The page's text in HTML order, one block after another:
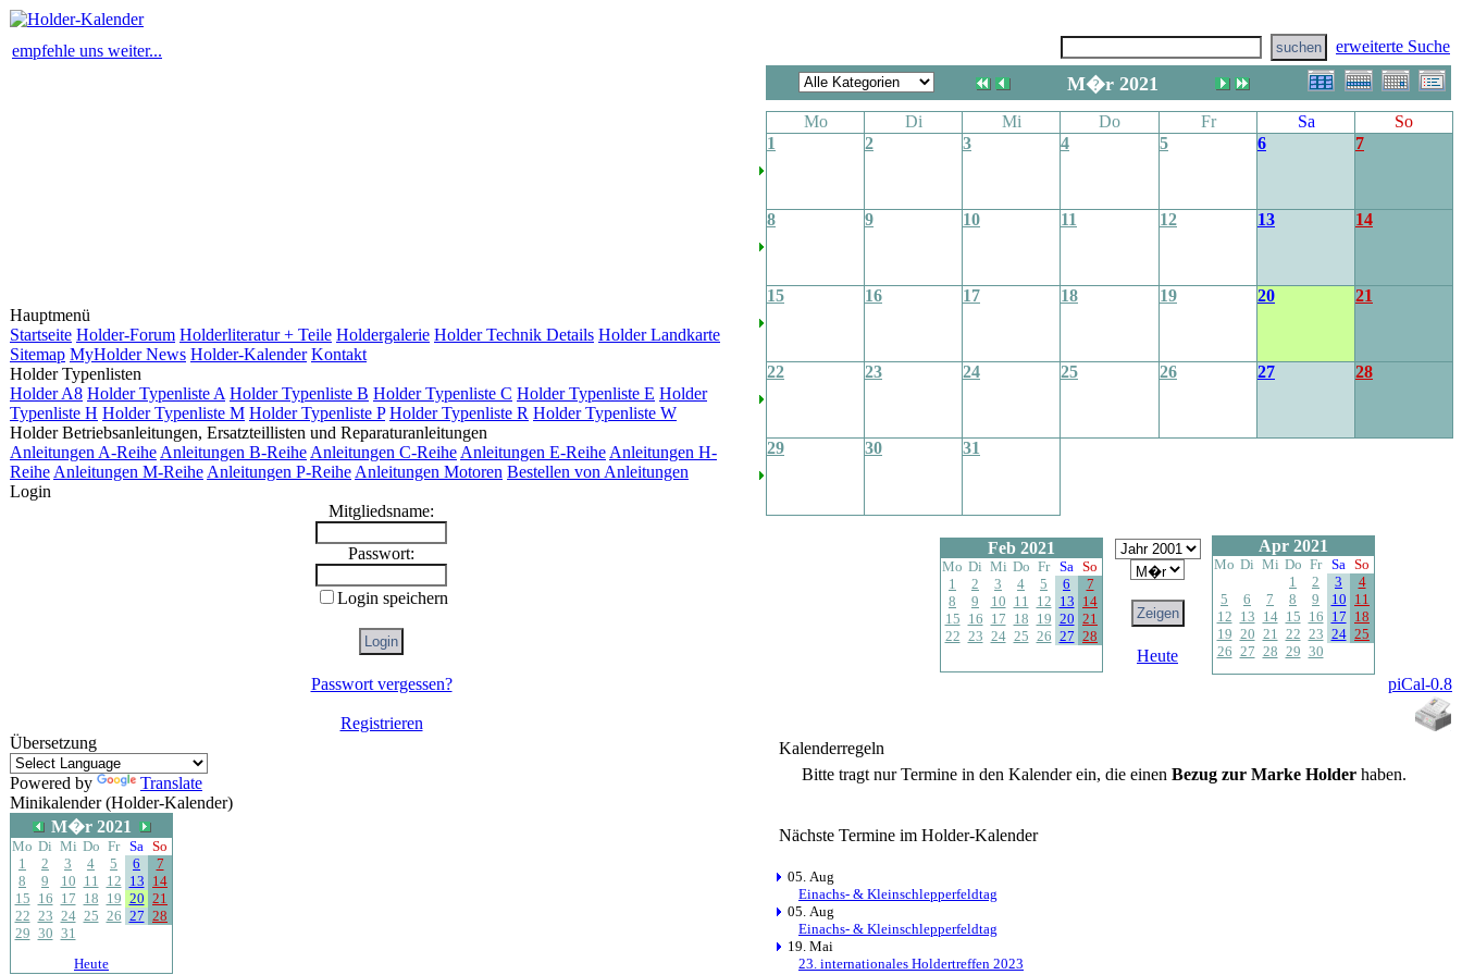
empfehle uns weiter... erweiterte Suche
Hauptmenü
Startseite Holder-Forum Holderliteratur + Teile Holdergalerie Holder Technik Details Holder Landkarte
Sitemap MyHolder News Holder-Kalender Kontakt
Holder Typenlisten
Holder A8 Holder Typenliste A Holder Typenliste B Holder Typenliste C Holder Typenliste E Holder
Typenliste H Holder Typenliste M Holder Typenliste P Holder Typenliste R Holder Typenliste W
Holder Betriebsanleitungen, Ersatzteillisten und Reparaturanleitungen
Anleitungen A-Reihe Anleitungen B-Reihe Anleitungen C-Reihe Anleitungen E-Reihe Anleitungen H-
Reihe Anleitungen M-Reihe Anleitungen P-Reihe Anleitungen Motoren Bestellen von Anleitungen
Login
Mitgliedsname:
Passwort:
Login speichern
Passwort vergessen?
Registrieren
Übersetzung
Powered by
Translate
Minikalender (Holder-Kalender)
M�r 2021
Mo Di Mi Do Fr Sa So
1
2 3 4 5 6
7
8
9 10 11 12 13 14
15 16 17 18 19 20 21
22 23 24 25 26 27 28
29 30 31
Heute
M�r 2021
Mo Di Mi Do Fr Sa
So
1
2 3 4 5 6 7
8 9 10 11 12 13 14
15 16 17 18 19 20 21
22 23 24 25 26 27 28
29 30 31
Feb 2021
Mo Di Mi Do Fr Sa So
1
2 3 4 5 6
7
8
9 10 11 12 13 14
15 16 17 18 19 20 21
22 23 24 25 26 27 28
Heute
Apr 2021
Mo Di Mi Do Fr Sa So
1
2 3
4
5
6 7 8 9 10 11
12 13 14 15 16 17 18
19 20 21 22 23 24 25
26 27 28 29 30
piCal-0.8
Kalenderregeln
Bitte tragt nur Termine in den Kalender ein, die einen Bezug zur Marke Holderhaben.
Nächste Termine im Holder-Kalender
05. Aug
Einachs- & Kleinschlepperfeldtag
05. Aug
Einachs- & Kleinschlepperfeldtag
19. Mai
23. internationales Holdertreffen 2023